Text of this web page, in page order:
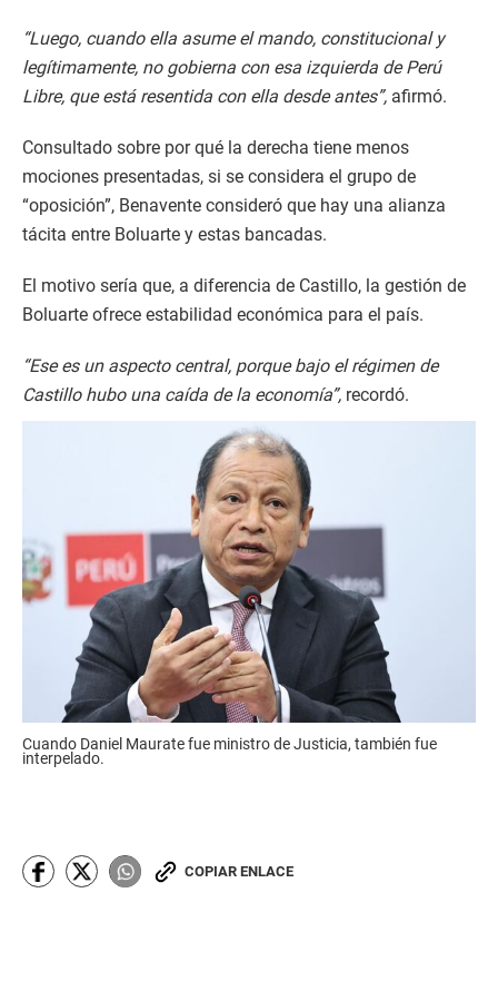
“Luego, cuando ella asume el mando, constitucional y
legítimamente, no gobierna con esa izquierda de Perú
Libre, que está resentida con ella desde antes”, afirmó.
Consultado sobre por qué la derecha tiene menos
mociones presentadas, si se considera el grupo de
“oposición”, Benavente consideró que hay una alianza
tácita entre Boluarte y estas bancadas.
El motivo sería que, a diferencia de Castillo, la gestión de
Boluarte ofrece estabilidad económica para el país.
“Ese es un aspecto central, porque bajo el régimen de
Castillo hubo una caída de la economía”, recordó.
Cuando Daniel Maurate fue ministro de Justicia, también fue
interpelado.
COPIAR ENLACE